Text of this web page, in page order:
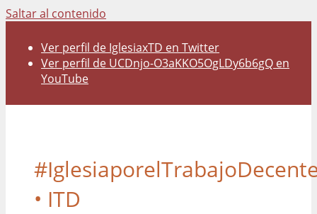
Saltar al contenido
Ver perfil de IglesiaxTD en Twitter
Ver perfil de UCDnjo-O3aKKO5OgLDy6b6gQ en
YouTube
• ITD